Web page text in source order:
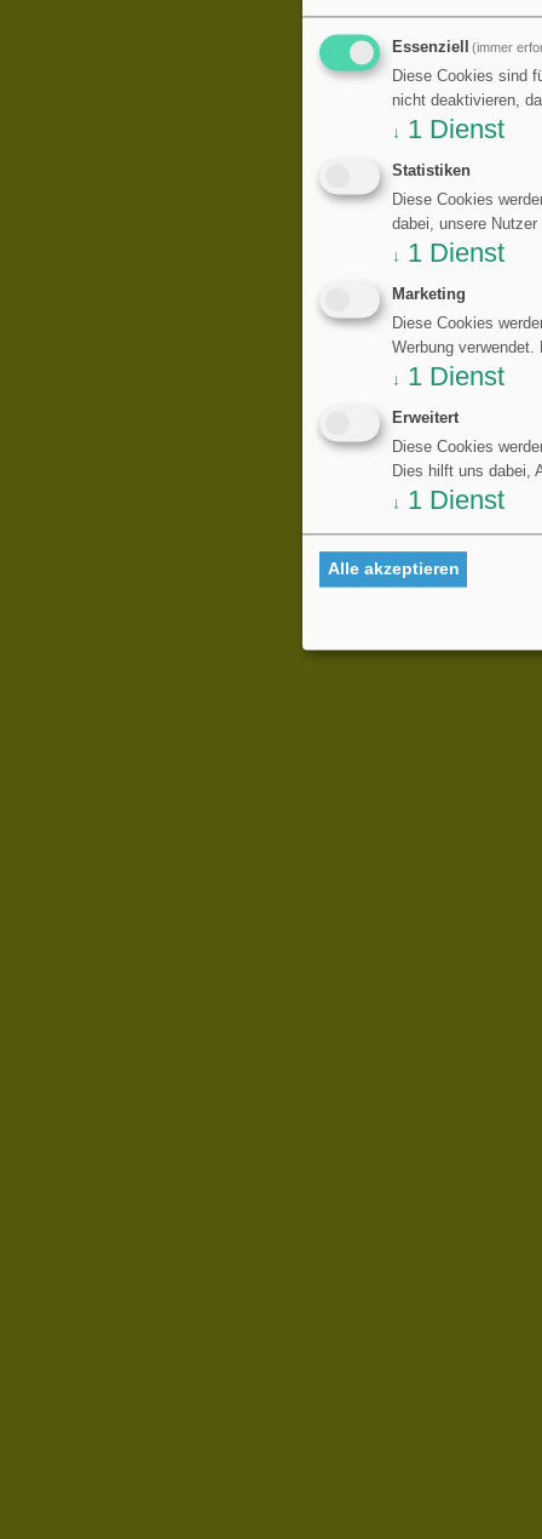
Essenziell (immer
Diese Cookies sind
nicht deaktivieren,
↓ 1 Dienst
Statistiken
Diese Cookies
dabei, unsere
↓ 1 Dienst
Marketing
Diese Cookies
Werbung
↓ 1 Dienst
Erweitert
Diese Cookies
Dies hilft uns dabei,
↓ 1 Dienst
Alle akzeptieren